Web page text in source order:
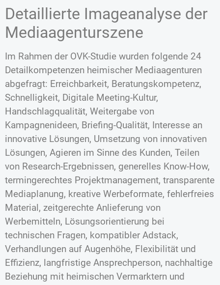
Detaillierte Imageanalyse der
Mediaagenturszene
Im Rahmen der OVK-Studie wurden folgende 24
Detailkompetenzen heimischer Mediaagenturen
abgefragt: Erreichbarkeit, Beratungskompetenz,
Schnelligkeit, Digitale Meeting-Kultur,
Handschlagqualität, Weitergabe von
Kampagnenideen, Briefing-Qualität, Interesse an
innovative Lösungen, Umsetzung von innovativen
Lösungen, Agieren im Sinne des Kunden, Teilen
von Research-Ergebnissen, generelles Know-How,
termingerechtes Projektmanagement, transparente
Mediaplanung, kreative Werbeformate, fehlerfreies
Material, zeitgerechte Anlieferung von
Werbemitteln, Lösungsorientierung bei
technischen Fragen, kompatibler Adstack,
Verhandlungen auf Augenhöhe, Flexibilität und
Effizienz, langfristige Ansprechperson, nachhaltige
Beziehung mit heimischen Vermarktern und